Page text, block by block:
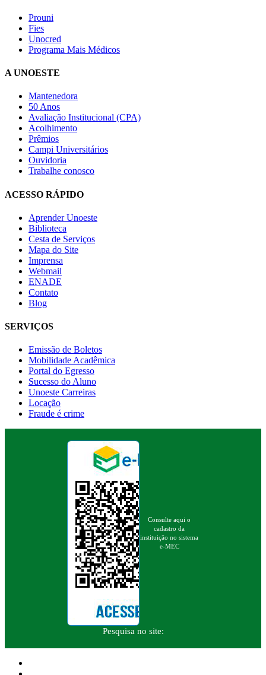
Prouni
Fies
Unocred
Programa Mais Médicos
A UNOESTE
Mantenedora
50 Anos
Avaliação Institucional (CPA)
Acolhimento
Prêmios
Campi Universitários
Ouvidoria
Trabalhe conosco
ACESSO RÁPIDO
Aprender Unoeste
Biblioteca
Cesta de Serviços
Mapa do Site
Imprensa
Webmail
ENADE
Contato
Blog
SERVIÇOS
Emissão de Boletos
Mobilidade Acadêmica
Portal do Egresso
Sucesso do Aluno
Unoeste Carreiras
Locação
Fraude é crime
Consulte aqui o
cadastro da
instituição no sistema
e-MEC
Pesquisa no site: